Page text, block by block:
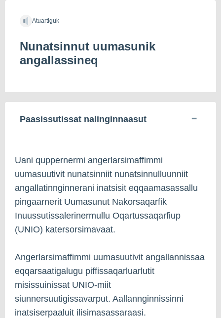
Atuartiguk
Nunatsinnut uumasunik
angallassineq
Paasissutissat nalinginnaasut
Uani quppernermi angerlarsimaffimmi
uumasuutivit nunatsinniit nunatsinnulluunniit
angallatinnginnerani inatsisit eqqaamasassallu
pingaarnerit Uumasunut Nakorsaqarfik
Inuussutissalerinermullu Oqartussaqarfiup
(UNIO) katersorsimavaat.
Angerlarsimaffimmi uumasuutivit angallannissaa
eqqarsaatigalugu piffissaqarluarlutit
misissuinissat UNIO-miit
siunnersuutigissavarput. Aallannginnissinni
inatsiserpaaluit ilisimasassaraasi.